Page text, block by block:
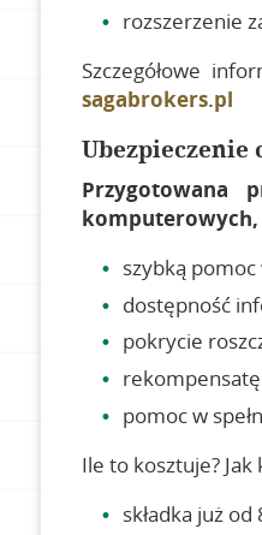
rozszerzenie
Szczegółowe
sagabrokers.pl
Ubezpieczenie
Przygotowana
szybką
dostępność
pokrycie
pomoc w
Ile to kosztuje? Jak
składka już od